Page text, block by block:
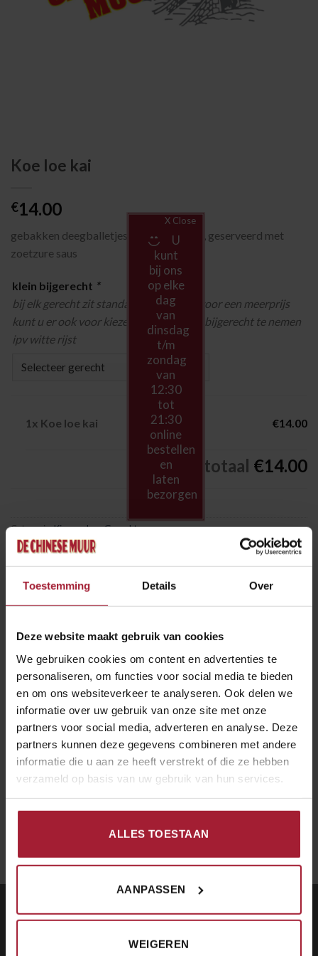
Toestemming Details Over
Deze website maakt gebruik van cookies
We gebruiken cookies om content en advertenties te
personaliseren, om functies voor social media te bieden
en om ons websiteverkeer te analyseren. Ook delen we
informatie over uw gebruik van onze site met onze
partners voor social media, adverteren en analyse. Deze
partners kunnen deze gegevens combineren met andere
informatie die u aan ze heeft verstrekt of die ze hebben
verzameld op basis van uw gebruik van hun services.
ALLES TOESTAAN
AANPASSEN
WEIGEREN
Koe loe kai
€14.00
gebakken deegballetjes, gevuld met kip, geserveerd met
zoetzure saus
klein bijgerecht *
bij elk gerecht zit standaard witte rijst, voor een meerprijs
kunt u er ook voor kiezen om een ander bijgerecht te nemen
ipv witte rijst
1x Koe loe kai €14.00
Subtotaal €14.00
Categorie:Kippenvlees Gerechten
KIPPENVLEES GERECHTEN
champignons in
oestersaus
€15.00 KIPPENVLEES GERECHTEN
Tau shi kai
€15.00
CONTACT
X Close
U
kunt
bij ons
op elke
dag
van
dinsdag
t/m
zondag
van
12:30
tot
21:30
online
bestellen
en
laten
bezorgen